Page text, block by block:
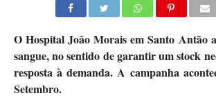
O Hospital João Morais em Santo Antão
sangue, no sentido de garantir um stock
resposta à demanda. A campanha
Setembro.